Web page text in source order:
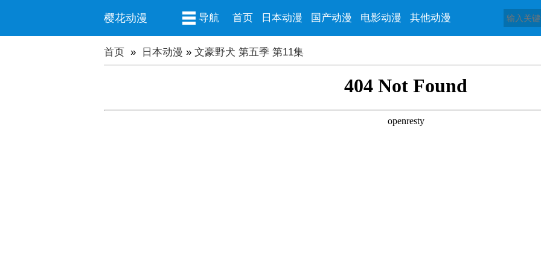
樱花动漫 导航 首页 日本动漫 国产动漫 电影动漫 其他动漫
首页 » 日本动漫 » 文豪野犬 第五季 第11集